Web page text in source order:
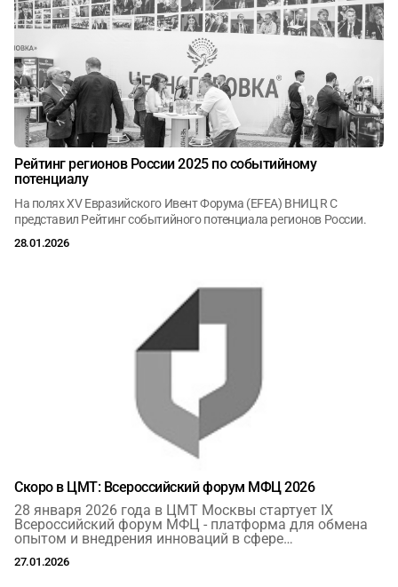
Рейтинг регионов России 2025 по событийному
потенциалу
На полях XV Евразийского Ивент Форума (EFEA) ВНИЦ R C
представил Рейтинг событийного потенциала регионов России.
28.01.2026
Скоро в ЦМТ: Всероссийский форум МФЦ 2026
28 января 2026 года в ЦМТ Москвы стартует IX
Всероссийский форум МФЦ - платформа для обмена
опытом и внедрения инноваций в сфере
27.01.2026